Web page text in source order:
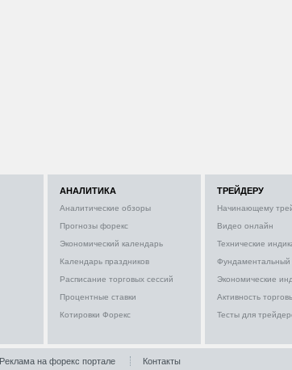
АНАЛИТИКА
Аналитические обзоры
Прогнозы форекс
Экономический календарь
Календарь праздников
Расписание торговых сессий
Процентные ставки
Котировки Форекс
ТРЕЙДЕРУ
Начинающему
Видео онлайн
Технические
Фундаментальный
Экономические
Активность
Тесты для
Реклама на форекс портале Контакты